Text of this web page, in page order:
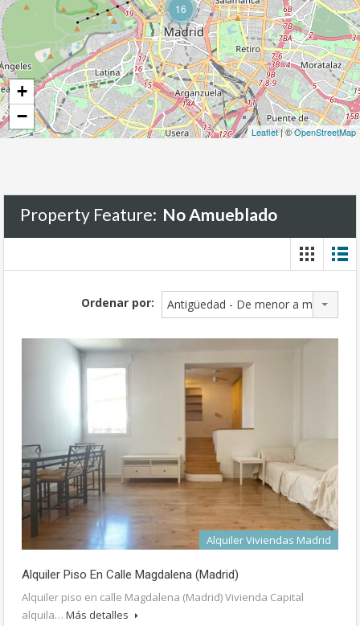
16
+
−
Leaflet| ©OpenStreetMap
Property Feature: No Amueblado
Ordenar por: Antigüedad - De menor a mayor
Alquiler Viviendas Madrid
Alquiler Piso En Calle Magdalena (Madrid)
Alquiler piso en calle Magdalena (Madrid) Vivienda Capital
alquila… Más detalles